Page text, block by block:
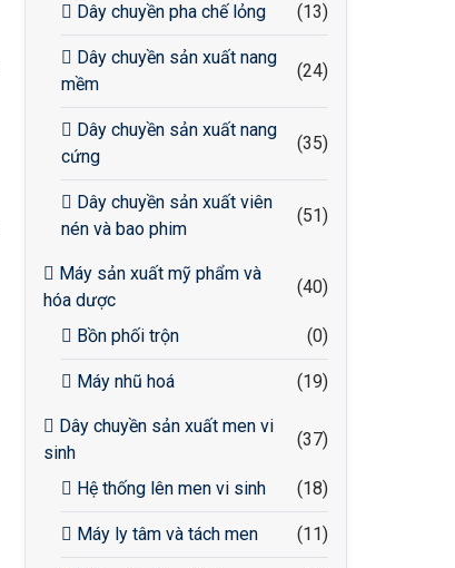
Dây chuyền pha chế lỏng (13)
Dây chuyền sản xuất nang
mềm
(24)
Dây chuyền sản xuất nang
cứng
(35)
Dây chuyền sản xuất viên
nén và bao phim
(51)
Máy sản xuất mỹ phẩm và
hóa dược
(40)
Bồn phối trộn (0)
Máy nhũ hoá (19)
Dây chuyền sản xuất men vi
sinh
(37)
Hệ thống lên men vi sinh (18)
Máy ly tâm và tách men (11)